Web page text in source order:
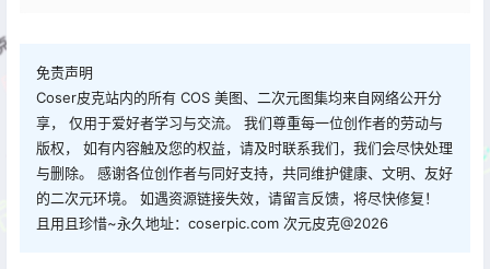
免责声明
Coser皮克站内的所有 COS 美图、二次元图集均来自网络公开分
享， 仅用于爱好者学习与交流。 我们尊重每一位创作者的劳动与
版权， 如有内容触及您的权益，请及时联系我们，我们会尽快处理
与删除。 感谢各位创作者与同好支持，共同维护健康、文明、友好
的二次元环境。 如遇资源链接失效，请留言反馈，将尽快修复！
且用且珍惜~永久地址：coserpic.com 次元皮克@2026